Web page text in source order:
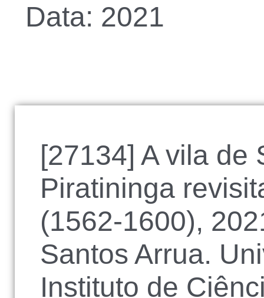
Data: 2021
[27134] A vila de
Piratininga
(1562-1600),
Santos Arrua.
Instituto de